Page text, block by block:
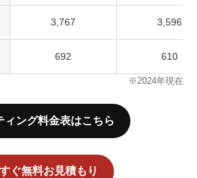
3,767 3,596
692 610
※2024年現在
ィング料金表はこちら
ぐ無料お見積もり